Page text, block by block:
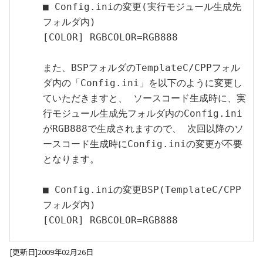
■ Config.iniの変更(実行モジュール生成先
フォルダ内)
[COLOR] RGBCOLOR=RGB888
また、BSPフォルダのTemplateC/CPPフォル
ダ内の「Config.ini」を以下のように変更し
ていただきますと、 ソースコード生成時に、実
行モジュール生成先フォルダ内のConfig.ini
がRGB888で生成されますので、 次回以降のソ
ースコード生成時にConfig.iniの変更が不要
となります。
■ Config.iniの変更BSP(TemplateC/CPP
フォルダ内)
[COLOR] RGBCOLOR=RGB888
[更新日]2009年02月26日